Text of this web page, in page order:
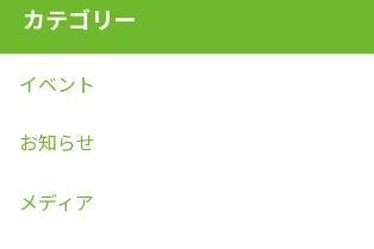
カテゴリー
イベント
お知らせ
メディア